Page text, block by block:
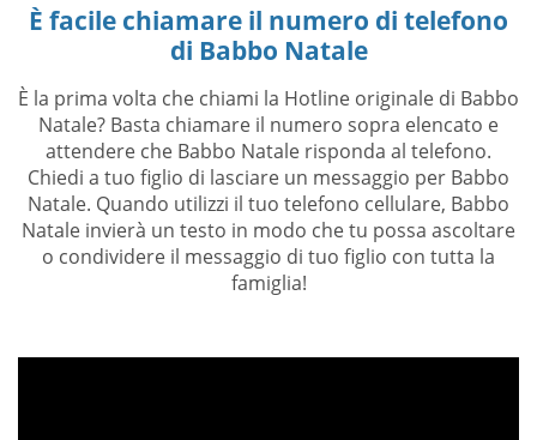
È facile chiamare il numero di telefono
di Babbo Natale
È la prima volta che chiami la Hotline originale di Babbo
Natale? Basta chiamare il numero sopra elencato e
attendere che Babbo Natale risponda al telefono.
Chiedi a tuo figlio di lasciare un messaggio per Babbo
Natale. Quando utilizzi il tuo telefono cellulare, Babbo
Natale invierà un testo in modo che tu possa ascoltare
o condividere il messaggio di tuo figlio con tutta la
famiglia!